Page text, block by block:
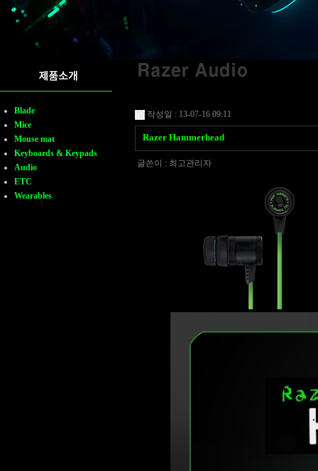
Blade
Mice
Mouse mat
Keyboards & Keypads
Audio
ETC
Wearables
작성일 : 13-07-16 09:11
Razer Hammerhead
글쓴이 : 최고관리자